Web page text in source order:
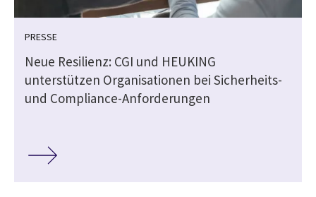
PRESSE
Neue Resilienz: CGI und HEUKING
unterstützen Organisationen bei Sicherheits-
und Compliance-Anforderungen